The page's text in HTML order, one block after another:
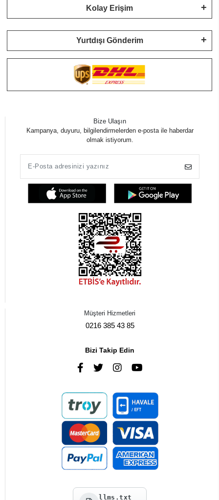
Kolay Erişim
Yurtdışı Gönderim
Bize Ulaşın
Kampanya, duyuru, bilgilendirmelerden e-posta ile haberdar
olmak istiyorum.
Müşteri Hizmetleri
0216 385 43 85
Bizi Takip Edin
llms.txt